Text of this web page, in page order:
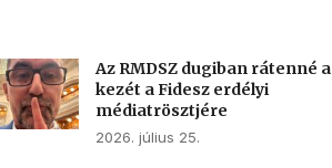
Az RMDSZ dugiban rátenné a
kezét a Fidesz erdélyi
médiatrösztjére
2026. július 25.